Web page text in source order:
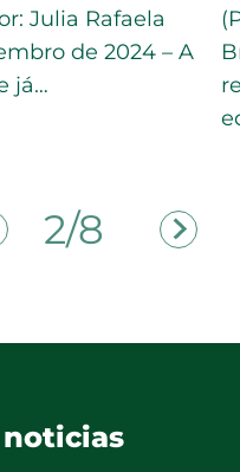
Julia Rafaela
de 2024 – A
já…
2/8
noticias